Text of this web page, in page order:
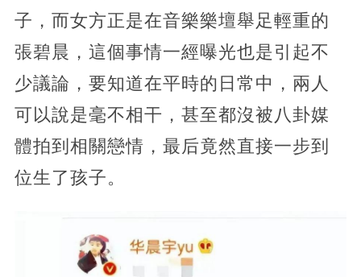
子，而女方正是在音樂樂壇舉足輕重的
張碧晨，這個事情一經曝光也是引起不
少議論，要知道在平時的日常中，兩人
可以說是毫不相干，甚至都沒被八卦媒
體拍到相關戀情，最后竟然直接一步到
位生了孩子。